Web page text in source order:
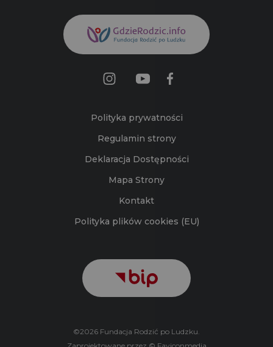
Polityka prywatności
Regulamin strony
Deklaracja Dostępności
Mapa Strony
Kontakt
Polityka plików cookies (EU)
©2026 Fundacja Rodzić po Ludzku.